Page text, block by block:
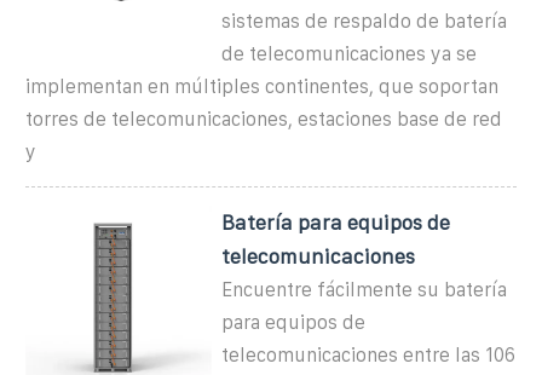
sistemas de respaldo de batería
de telecomunicaciones ya se
implementan en múltiples continentes, que soportan
torres de telecomunicaciones, estaciones base de red
y
Batería para equipos de
telecomunicaciones
Encuentre fácilmente su batería
para equipos de
telecomunicaciones entre las 106